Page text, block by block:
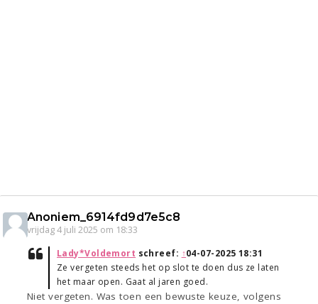
Anoniem_6914fd9d7e5c8
vrijdag 4 juli 2025 om 18:33
Lady*Voldemort schreef: ↑04-07-2025 18:31
Ze vergeten steeds het op slot te doen dus ze laten
het maar open. Gaat al jaren goed.
Niet vergeten. Was toen een bewuste keuze, volgens